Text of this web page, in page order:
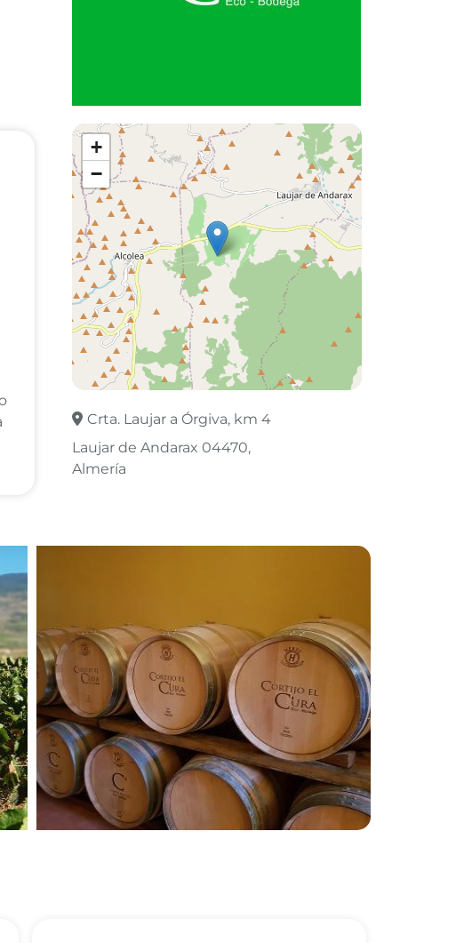
a LinkedIn
+
−
Crta. Laujar a Órgiva, km 4
Laujar de Andarax 04470
Almería